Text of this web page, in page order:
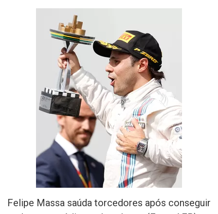
Felipe Massa saúda torcedores após conseguir